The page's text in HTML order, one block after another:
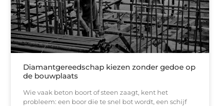
Diamantgereedschap kiezen zonder gedoe op
de bouwplaats
Wie vaak beton boort of steen zaagt, kent het
probleem: een boor die te snel bot wordt, een schijf